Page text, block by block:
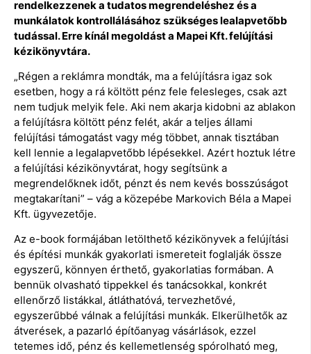
rendelkezzenek a tudatos megrendeléshez és a
munkálatok kontrollálásához szükséges lealapvetőbb
tudással. Erre kínál megoldást a Mapei Kft. felújítási
kézikönyvtára.
„Régen a reklámra mondták, ma a felújításra igaz sok
esetben, hogy a rá költött pénz fele felesleges, csak azt
nem tudjuk melyik fele. Aki nem akarja kidobni az ablakon
a felújításra költött pénz felét, akár a teljes állami
felújítási támogatást vagy még többet, annak tisztában
kell lennie a legalapvetőbb lépésekkel. Azért hoztuk létre
a felújítási kézikönyvtárat, hogy segítsünk a
megrendelőknek időt, pénzt és nem kevés bosszúságot
megtakarítani” – vág a közepébe Markovich Béla a Mapei
Kft. ügyvezetője.
Az e-book formájában letölthető kézikönyvek a felújítási
és építési munkák gyakorlati ismereteit foglalják össze
egyszerű, könnyen érthető, gyakorlatias formában. A
bennük olvasható tippekkel és tanácsokkal, konkrét
ellenőrző listákkal, átláthatóvá, tervezhetővé,
egyszerűbbé válnak a felújítási munkák. Elkerülhetők az
átverések, a pazarló építőanyag vásárlások, ezzel
tetemes idő, pénz és kellemetlenség spórolható meg,